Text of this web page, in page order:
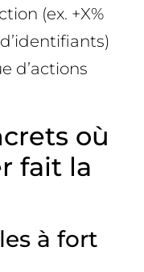
(ex. +X%
d’actions
où
fait la
à fort